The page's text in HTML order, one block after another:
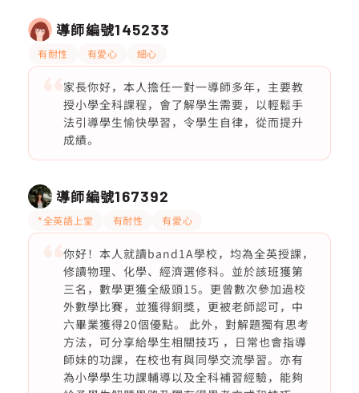
導師編號145233
有耐性 有愛心 細心
家長你好，本人擔任一對一導師多年，主要教
授小學全科課程，會了解學生需要，以輕鬆手
法引導學生愉快學習，令學生自律，從而提升
成績。
導師編號167392
*全英語上堂 有耐性 有愛心
你好！本人就讀band1A學校，均為全英授課，
修讀物理、化學、經濟選修科。並於該班獲第
三名，數學更獲全級頭15。更曾數次參加過校
外數學比賽，並獲得銅獎，更被老師認可，中
六畢業獲得20個優點。 此外，對解題獨有思考
方法，可分享給學生相關技巧 ，日常也會指導
師妹的功課，在校也有與同學交流學習。亦有
為小學學生功課輔導以及全科補習經驗，能夠